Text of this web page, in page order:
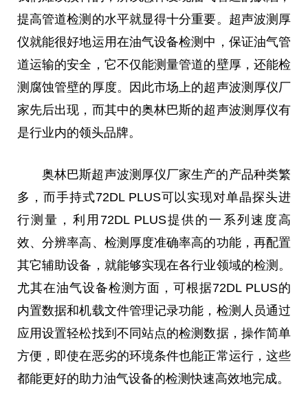
提高管道检测的水平就显得十分重要。超声波测厚
仪就能很好地运用在油气设备检测中，保证油气管
道运输的安全，它不仅能测量管道的壁厚，还能检
测腐蚀管壁的厚度。因此市场上的超声波测厚仪厂
家先后出现，而其中的奥林巴斯的超声波测厚仪有
是行业内的领头品牌。
奥林巴斯超声波测厚仪厂家生产的产品种类繁
多，而手持式72DL PLUS可以实现对单晶探头进
行测量，利用72DL PLUS提供的一系列速度高
效、分辨率高、检测厚度准确率高的功能，再配置
其它辅助设备，就能够实现在各行业领域的检测。
尤其在油气设备检测方面，可根据72DL PLUS的
内置数据和机载文件管理记录功能，检测人员通过
应用设置轻松找到不同站点的检测数据，操作简单
方便，即使在恶劣的环境条件也能正常运行，这些
都能更好的助力油气设备的检测快速高效地完成。